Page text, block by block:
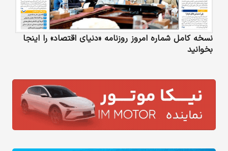
نسخه کامل شماره امروز روزنامه «دنیای‌ اقتصاد» را اینجا
بخوانید